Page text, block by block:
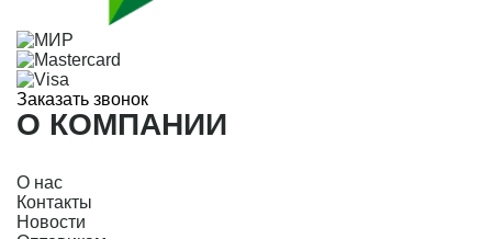
Заказать звонок
О КОМПАНИИ
О нас
Контакты
Новости